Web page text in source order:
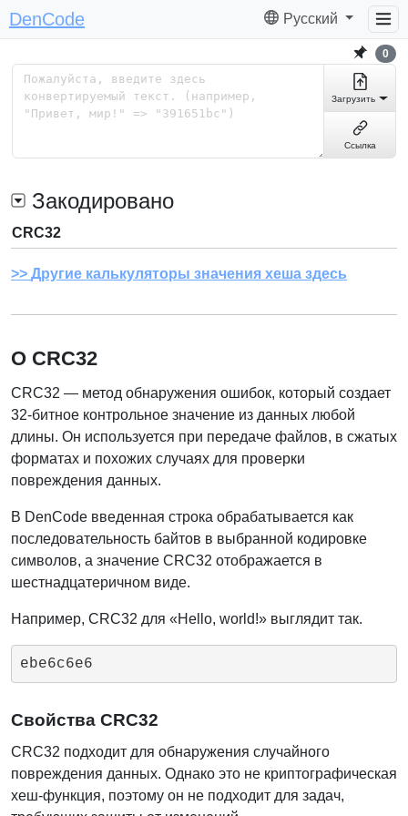
DenCode Русский
0
Загрузить
Ссылка
Закодировано
CRC32
Другие калькуляторы значения хеша здесь
О CRC32
CRC32 — метод обнаружения ошибок, который создает
32-битное контрольное значение из данных любой
длины. Он используется при передаче файлов, в сжатых
форматах и похожих случаях для проверки
повреждения данных.
В DenCode введенная строка обрабатывается как
последовательность байтов в выбранной кодировке
символов, а значение CRC32 отображается в
шестнадцатеричном виде.
Например, CRC32 для «Hello, world!» выглядит так.
ebe6c6e6
Свойства CRC32
CRC32 подходит для обнаружения случайного
повреждения данных. Однако это не криптографическая
хеш-функция, поэтому он не подходит для задач,